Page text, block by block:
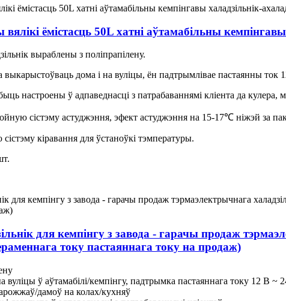
ёмістасць 50L хатні аўтамабільны
выраблены з поліпрапілену.
выкарыстоўваць дома і на вуліцы, ён падтрымлівае пастаянны
настроены ў адпаведнасці з патрабаваннямі кліента да кулера,
сістэму астуджэння, эфект астуджэння на 15-17℃ ніжэй за
кіравання для ўстаноўкі тэмпературы.
для кемпінгу з завода - гарачы продаж
току пастаяннага току на продаж)
вуліцы ў аўтамабілі/кемпінгу, падтрымка пастаяннага току 12
дамоў на колах/кухняў